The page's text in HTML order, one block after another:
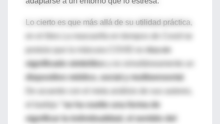
Lo cierto es que más allá de su utilidad práctica,
rica en
significado simbólico
dispositivo médico, social y multisensorial
“se ha vuelto una forma de
significar la individualidad, el sentido del